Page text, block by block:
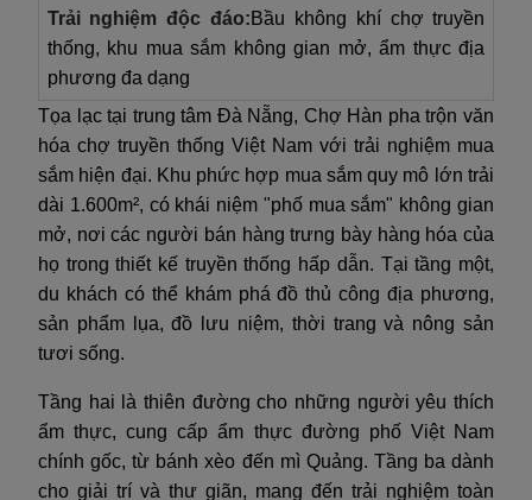
Trải nghiệm độc đáo: Bầu không khí chợ truyền
thống, khu mua sắm không gian mở, ẩm thực địa
phương đa dạng
Tọa lạc tại trung tâm Đà Nẵng, Chợ Hàn pha trộn văn
hóa chợ truyền thống Việt Nam với trải nghiệm mua
sắm hiện đại. Khu phức hợp mua sắm quy mô lớn trải
dài 1.600m², có khái niệm "phố mua sắm" không gian
mở, nơi các người bán hàng trưng bày hàng hóa của
họ trong thiết kế truyền thống hấp dẫn. Tại tầng một,
du khách có thể khám phá đồ thủ công địa phương,
sản phẩm lụa, đồ lưu niệm, thời trang và nông sản
tươi sống.
Tầng hai là thiên đường cho những người yêu thích
ẩm thực, cung cấp ẩm thực đường phố Việt Nam
chính gốc, từ bánh xèo đến mì Quảng. Tầng ba dành
cho giải trí và thư giãn, mang đến trải nghiệm toàn